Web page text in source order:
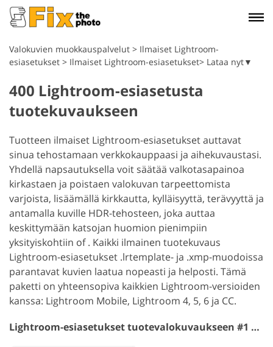
Valokuvien muokkauspalvelut > Ilmaiset Lightroom-
esiasetukset > Ilmaiset Lightroom-esiasetukset> Lataa nyt▼
400 Lightroom-esiasetusta
tuotekuvaukseen
Tuotteen ilmaiset Lightroom-esiasetukset auttavat
sinua tehostamaan verkkokauppaasi ja aihekuvaustasi.
Yhdellä napsautuksella voit säätää valkotasapainoa
kirkastaen ja poistaen valokuvan tarpeettomista
varjoista, lisäämällä kirkkautta, kylläisyyttä, terävyyttä ja
antamalla kuville HDR-tehosteen, joka auttaa
keskittymään katsojan huomion pienimpiin
yksityiskohtiin of . Kaikki ilmainen tuotekuvaus
Lightroom-esiasetukset .lrtemplate- ja .xmp-muodoissa
parantavat kuvien laatua nopeasti ja helposti. Tämä
paketti on yhteensopiva kaikkien Lightroom-versioiden
kanssa: Lightroom Mobile, Lightroom 4, 5, 6 ja CC.
Lightroom-esiasetukset tuotevalokuvaukseen #1 "Clean White"